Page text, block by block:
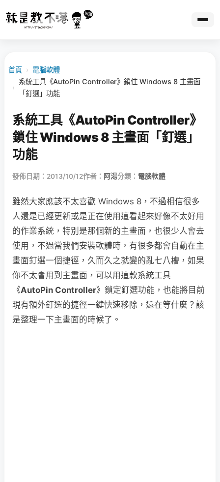
首頁 › 電腦軟體
›
系統工具《AutoPin Controller》鎖住 Windows 8 主畫面
「釘選」功能
系統工具《AutoPin Controller》
鎖住 Windows 8 主畫面「釘選」
功能
發佈日期：2013/10/12作者： 阿湯分類： 電腦軟體
雖然大家應該不太喜歡 Windows 8，不過相信很多
人還是已經更新或是正在使用這看起來好像不太好用
的作業系統，特別是那個新的主畫面，也很少人會去
使用，不過當我們安裝軟體時，有很多都會自動在主
畫面釘選一個捷徑，久而久之就變的亂七八槽，如果
你不太會用到主畫面，可以用這款系統工具
《AutoPin Controller》鎖定釘選功能，也能將目前
現有額外釘選的捷徑一鍵快速移除，還在等什麼？該
是整理一下主畫面的時候了。